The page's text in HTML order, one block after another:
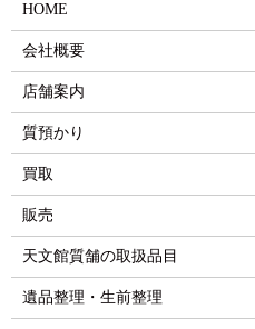
HOME
会社概要
店舗案内
質預かり
買取
販売
天文館質舗の取扱品目
遺品整理・生前整理